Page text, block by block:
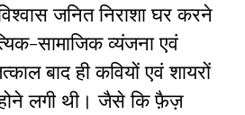
जनित निराशा घर करने
सामाजिक व्यंजना एवं
बाद ही कवियों एवं शायरों
होने लगी थी। जैसे कि फ़ैज़